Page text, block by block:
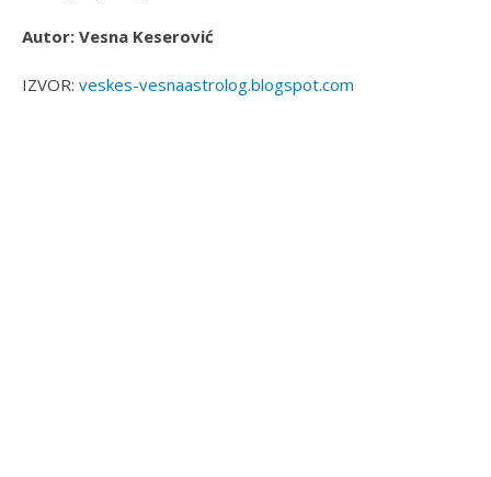
Autor: Vesna Keserović
IZVOR: veskes-vesnaastrolog.blogspot.com